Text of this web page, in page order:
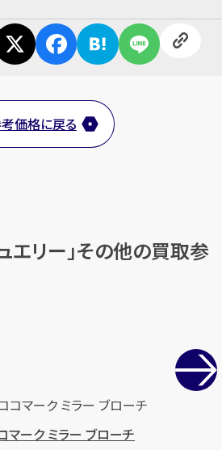
価格に戻る
エリー」その他の買取参
マーク ミラー ブローチ